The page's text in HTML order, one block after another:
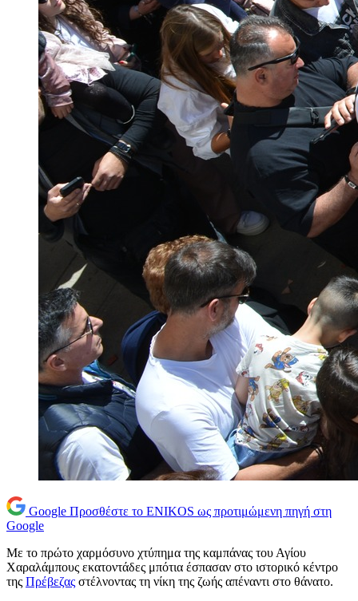
Google Προσθέστε το ENIKOS ως προτιμώμενη πηγή στη
Google
Με το πρώτο χαρμόσυνο χτύπημα της καμπάνας του Αγίου
Χαραλάμπους εκατοντάδες μπότια έσπασαν στο ιστορικό κέντρο
της Πρέβεζας στέλνοντας τη νίκη της ζωής απέναντι στο θάνατο.